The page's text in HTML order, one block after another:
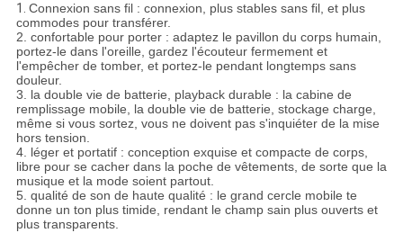
1. Connexion sans fil : connexion, plus stables sans fil, et plus
commodes pour transférer.
2. confortable pour porter : adaptez le pavillon du corps humain,
portez-le dans l'oreille, gardez l'écouteur fermement et
l'empêcher de tomber, et portez-le pendant longtemps sans
douleur.
3. la double vie de batterie, playback durable : la cabine de
remplissage mobile, la double vie de batterie, stockage charge,
même si vous sortez, vous ne doivent pas s'inquiéter de la mise
hors tension.
4. léger et portatif : conception exquise et compacte de corps,
libre pour se cacher dans la poche de vêtements, de sorte que la
musique et la mode soient partout.
5. qualité de son de haute qualité : le grand cercle mobile te
donne un ton plus timide, rendant le champ sain plus ouverts et
plus transparents.